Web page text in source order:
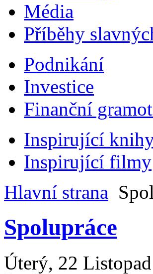
Média
Příběhy
Podnikání
Investice
Finanční
Inspirující
Inspirující filmy
Hlavní strana
Spolupráce
Úterý, 22